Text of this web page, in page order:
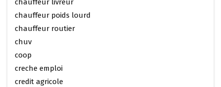
chauffeur livreur
chauffeur poids lourd
chauffeur routier
chuv
coop
creche emploi
credit agricole